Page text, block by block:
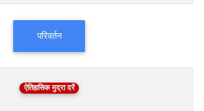
परिवर्तन
ऐतिहासिक मुद्रा दरें